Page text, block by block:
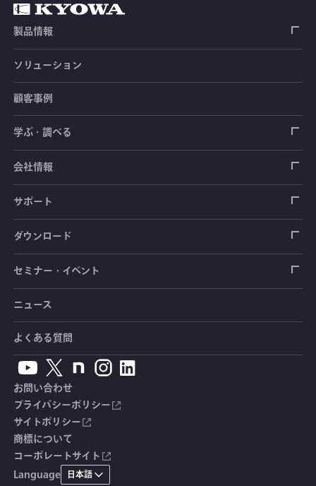
製品情報
ひずみゲージ
センサ（変換器）
ロードセル
加速度センサ
圧力センサ
トルクセンサ
土木建築用センサ
荷重計
土圧計
間隙水圧計
傾斜計
鉄筋計
沈下計
応力計
継目計
自動車用センサ
シートベルト張力計
操舵力・操舵角計
手ブレーキ計・チェンジレバー操作力計
踏力計
ホイールトルクセンサ
人体ダミー用センサ
測定器
データロガー
指示計・表示器
増幅器（アンプ）
ハンディ測定器（チェッカ）
ソフトウェア
計測システム
道路用計測システム
鉄道用計測システム
自動車用計測システム
土木用計測システム
試験装置・システム
ブリッジボックス
ケーブル・コネクタ
アクセサリ
製品・サービスTopics
オーダーメイド製品
生産終了製品
ソリューション
顧客事例
学ぶ・調べる
ひずみゲージ
センサ（変換器）
測定器
光ファイバ計測ソリューション - 学ぶ・調べる
共和技報
単位変換表
用語集
会社情報
拠点情報
会社概要
サポート
製品輸出時の取り扱いと該非判定書
毒物及び劇物譲受書
安全データシート（SDS）
カタログ・資料のダウンロード
生産終了製品一覧
拠点情報
よくあるご質問
ダウンロード
カタログ
取扱説明書
CADデータ
ソフトウェアバージョンアップ
総合カタログ
安全データシート（SDS）
CE適合品 受注・販売状況
セミナー・イベント
セミナー・講習会
イベント・展示会
ニュース
よくある質問
お問い合わせ
プライバシーポリシー
サイトポリシー
商標について
コーポレートサイト
Language 日本語